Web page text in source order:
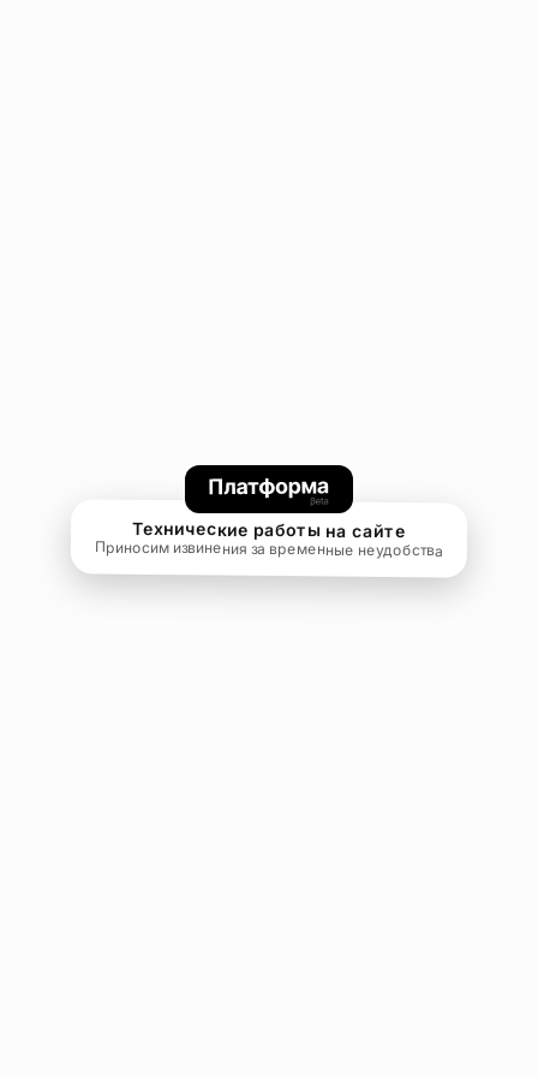
Технические работы на сайте
Приносим извинения за временные неудобства